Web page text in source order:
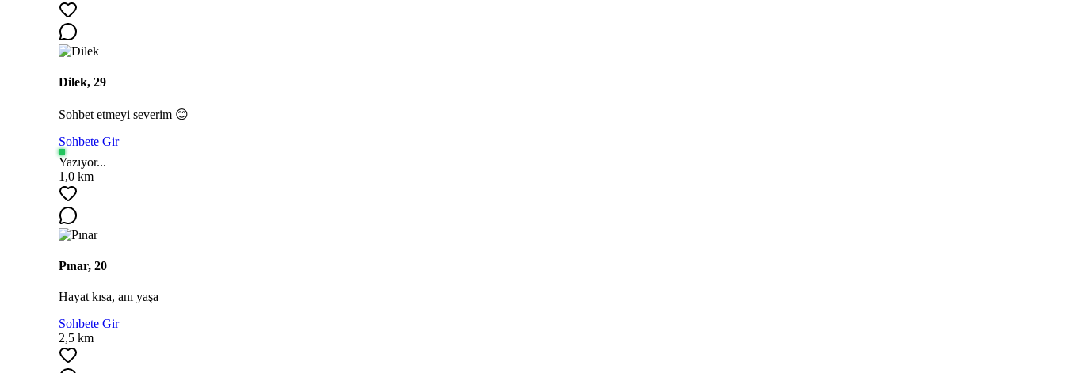
Dilek, 29
Sohbet etmeyi severim 😊
Sohbete Gir
Yazıyor...
1,0 km
Pınar, 20
Hayat kısa, anı yaşa
Sohbete Gir
2,5 km